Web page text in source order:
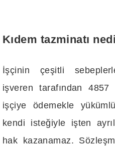
Kıdem tazminatı
İşçinin çeşitli
işveren tarafından 4857
işçiye ödemekle
kendi isteğiyle işten
hak kazanamaz.